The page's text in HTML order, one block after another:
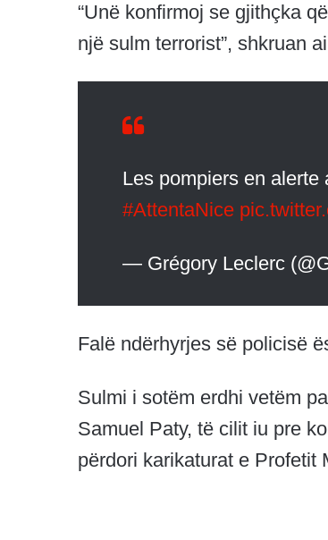
“Unë konfirmoj se gjithçka
një sulm terrorist”, shkruan
Les pompiers en alerte
#AttentaNice
— Grégory Leclerc
Falë ndërhyrjes së policisë
Sulmi i sotëm erdhi vetëm
Samuel Paty, të cilit iu pre
përdori karikaturat e Profetit